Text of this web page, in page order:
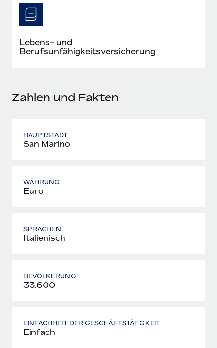
Mehr erfahren
Lebens- und
Berufsunfähigkeitsversicherung
Zahlen und Fakten
HAUPTSTADT
San Marino
WÄHRUNG
Euro
SPRACHEN
Italienisch
BEVÖLKERUNG
33.600
EINFACHHEIT DER GESCHÄFTSTÄTIGKEIT
Einfach